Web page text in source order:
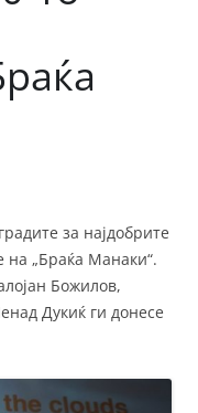
за најдобрите
на „Браќа Манаки“.
Божилов,
Дукиќ ги донесе